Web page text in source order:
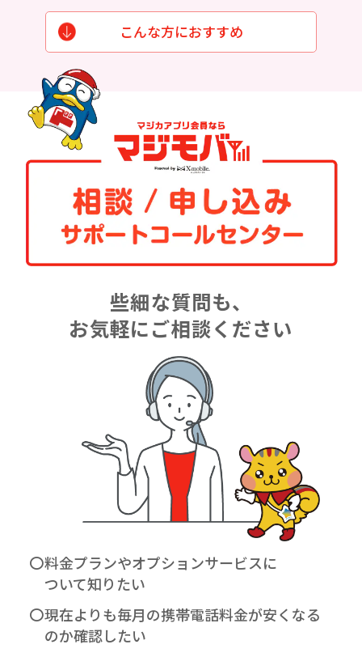
こんな方におすすめ
些細な質問も、
お気軽にご相談ください
〇料金プランやオプションサービスに
ついて知りたい
〇現在よりも毎月の携帯電話料金が安くなる
のか確認したい